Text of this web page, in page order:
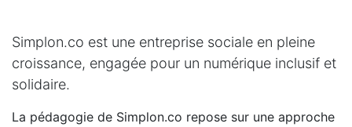
Simplon.co est une entreprise sociale en pleine
croissance, engagée pour un numérique inclusif et
solidaire.
La pédagogie de Simplon.co repose sur une approche